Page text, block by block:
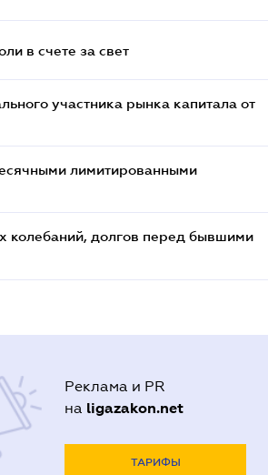
в счете за свет
участника рынка капитала от
лимитированными
колебаний, долгов перед бывшими
Реклама и PR
на ligazakon.net
ТАРИФЫ